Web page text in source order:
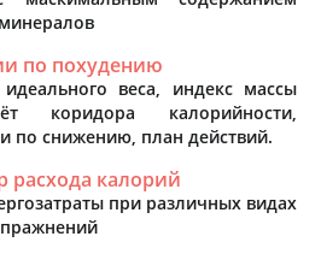
по похудению
идеального веса, индекс массы
коридора калорийности,
по снижению, план действий.
расхода калорий
при различных видах